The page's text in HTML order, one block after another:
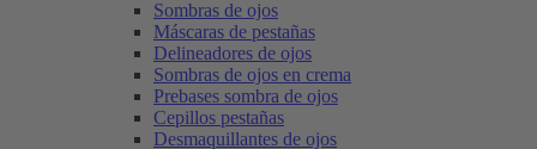
Sombras de ojos
Máscaras de pestañas
Delineadores de ojos
Sombras de ojos en crema
Prebases sombra de ojos
Cepillos pestañas
Desmaquillantes de ojos